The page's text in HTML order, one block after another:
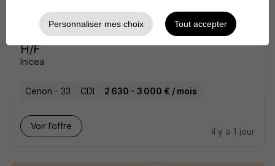
Soyez l'un des premiers à postuler
Infirmier de Jour en Smr Polyvalent
H/F
Inicea
Cenon - 33 CDI 2 630 - 3 000 € / mois
Voir l’offre
il y a 1 jour
Personnaliser mes choix Tout accepter